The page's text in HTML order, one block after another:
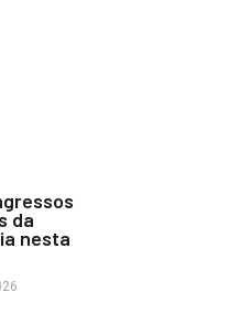
da
nesta